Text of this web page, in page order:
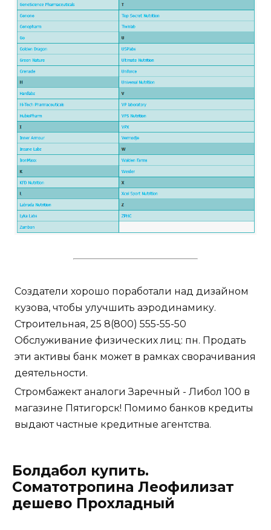
Создатели хорошо поработали над дизайном
кузова, чтобы улучшить аэродинамику.
Строительная, 25 8(800) 555-55-50
Обслуживание физических лиц: пн. Продать
эти активы банк может в рамках сворачивания
деятельности.
Стромбажект аналоги Заречный - Либол 100 в
магазине Пятигорск! Помимо банков кредиты
выдают частные кредитные агентства.
Болдабол купить.
Соматотропина Леофилизат
дешево Прохладный